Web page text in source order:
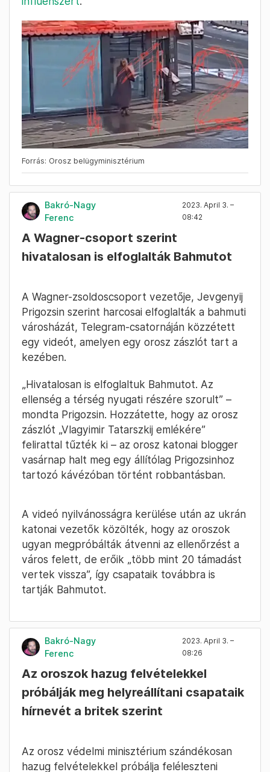
Az orosz belügyminisztériumelrendelte Daria
Trepova körözését, a nőt Tatarszkij
meggyilkolásában való részvétellel gyanúsítják.
A rendőrök vasárnap este házkutatást
tartottak a 26 éves nő szentpétervári
lakóhelyén, ahol kihallgatták édesanyját és
nővérét. A nyomozók szerint Trepova adta át
Tatarszkijnak azt a figurát,ami aztán
felrobbanva megölte a háborúpárti
influenszert.
Forrás: Orosz belügyminisztérium
Bakró-Nagy
A Wagner-csoport szerint
hivatalosan is elfoglalták Bahmutot
A Wagner-zsoldoscsoport vezetője, Jevgenyij
Prigozsin szerint harcosai elfoglalták a bahmuti
városházát, Telegram-csatornáján közzétett
kezében.
„Hivatalosan is elfoglaltuk Bahmutot. Az
ellenség a térség nyugati részére szorult” –
mondta Prigozsin. Hozzátette, hogy az orosz
zászlót „Vlagyimir Tatarszkij emlékére”
felirattal tűzték ki – az orosz katonai blogger
tartozó kávézóban történt robbantásban.
A videó nyilvánosságra kerülése után az ukrán
katonai vezetők közölték, hogy az oroszok
ugyan megpróbálták átvenni az ellenőrzést a
város felett, de erőik „több mint 20 támadást
tartják Bahmutot.